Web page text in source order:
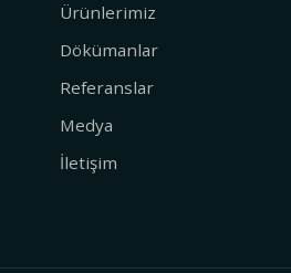
Ürünlerimiz
Dökümanlar
Referanslar
Medya
İletişim